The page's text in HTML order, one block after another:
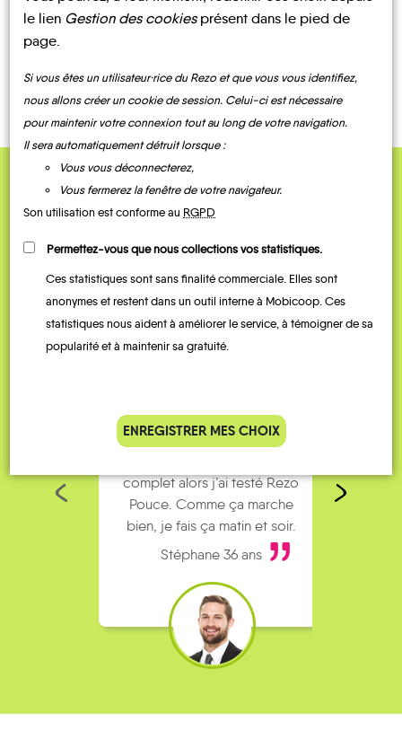
QUELQUES
Témoignages
Je vais bosser en train, mais le
complet alors j’ai testé Rezo
Pouce. Comme ça marche
bien, je fais ça matin et soir.
Stéphane 36 ans
le lien Gestion des cookiesprésent dans le pied de
page.
Si vous êtes un utilisateur·rice du Rezo et que vous vous identifiez,
nous allons créer un cookie de session. Celui-ci est nécessaire
pour maintenir votre connexion tout au long de votre navigation.
Il sera automatiquement détruit lorsque :
Vous vous déconnecterez,
Vous fermerez la fenêtre de votre navigateur.
Son utilisation est conforme au RGPD
Permettez-vous que nous collections vos statistiques.
Ces statistiques sont sans finalité commerciale. Elles sont
anonymes et restent dans un outil interne à Mobicoop. Ces
statistiques nous aident à améliorer le service, à témoigner de sa
popularité et à maintenir sa gratuité.
ENREGISTRER MES CHOIX